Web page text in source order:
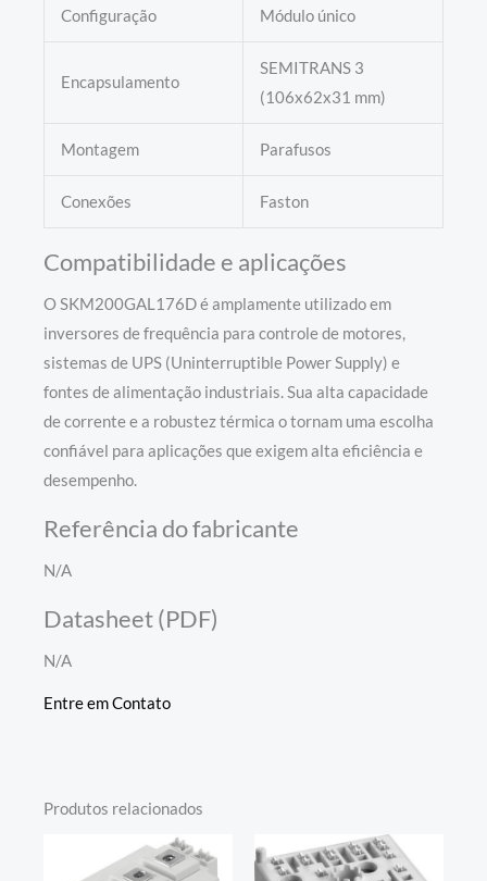
Configuração Módulo único
Encapsulamento
SEMITRANS 3
(106x62x31 mm)
Montagem Parafusos
Conexões Faston
Compatibilidade e aplicações
O SKM200GAL176D é amplamente utilizado em
inversores de frequência para controle de motores,
sistemas de UPS (Uninterruptible Power Supply) e
fontes de alimentação industriais. Sua alta capacidade
de corrente e a robustez térmica o tornam uma escolha
confiável para aplicações que exigem alta eficiência e
desempenho.
Referência do fabricante
N/A
Datasheet (PDF)
N/A
Entre em Contato
Produtos relacionados